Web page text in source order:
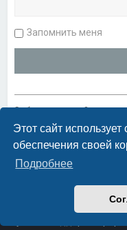
Этот сайт
обеспечения своей
Подробнее
Запомнить меня
Забыли пароль?
phpBB